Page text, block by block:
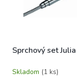
Sprchový set Julia
Skladom (1 ks)